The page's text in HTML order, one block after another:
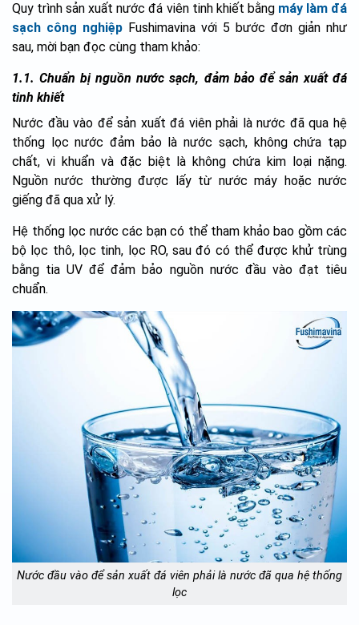
Quy trình sản xuất nước đá viên tinh khiết bằng máy làm đá
sạch công nghiệp Fushimavina với 5 bước đơn giản như
sau, mời bạn đọc cùng tham khảo:
1.1. Chuẩn bị nguồn nước sạch, đảm bảo để sản xuất đá
tinh khiết
Nước đầu vào để sản xuất đá viên phải là nước đã qua hệ
thống lọc nước đảm bảo là nước sạch, không chứa tạp
chất, vi khuẩn và đặc biệt là không chứa kim loại nặng.
Nguồn nước thường được lấy từ nước máy hoặc nước
giếng đã qua xử lý.
Hệ thống lọc nước các bạn có thể tham khảo bao gồm các
bộ lọc thô, lọc tinh, lọc RO, sau đó có thể được khử trùng
bằng tia UV để đảm bảo nguồn nước đầu vào đạt tiêu
chuẩn.
Nước đầu vào để sản xuất đá viên phải là nước đã qua hệ thống
lọc